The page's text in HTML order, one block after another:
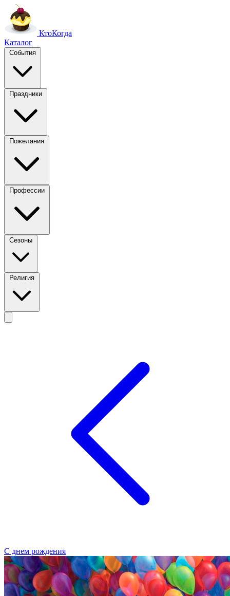
КтоКогда
Каталог
События
Праздники
Пожелания
Профессии
Сезоны
Религия
С днем рождения